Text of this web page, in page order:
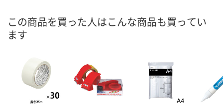
在庫
数量 数量
カゴへ
この商品を買った人はこんな商品も買ってい
ます